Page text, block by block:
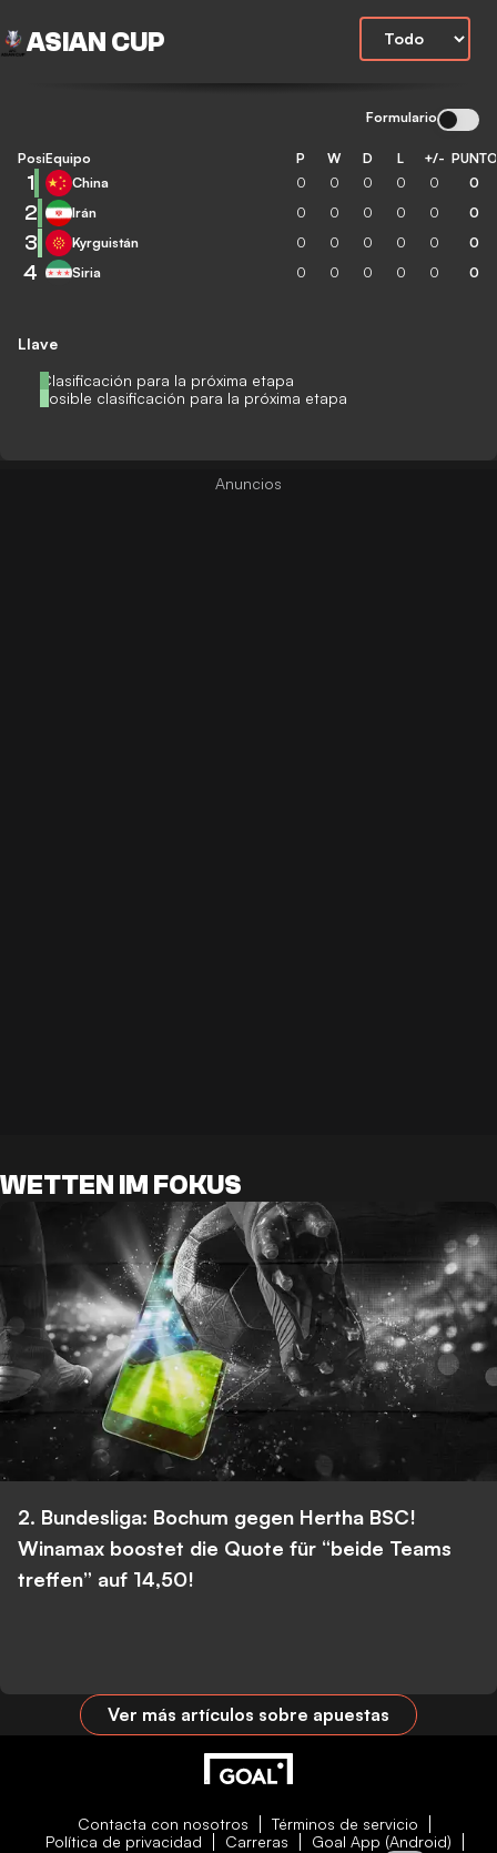
ASIAN CUP
Formulario
Llave
Clasificación para la próxima etapa
Posible clasificación para la próxima etapa
Posición
Equipo P W D L +/-
1 China 0 0 0 0 0 0
2 Irán 0 0 0 0 0 0
3 Kyrguistán 0 0 0 0 0 0
4 Siria 0 0 0 0 0 0
WETTEN IM FOKUS
2. Bundesliga: Bochum gegen Hertha BSC!
Winamax boostet die Quote für “beide Teams
treffen” auf 14,50!
Ver más artículos sobre apuestas
Contacta con nosotros
Términos de servicio
Política de privacidad
Carreras
Goal App (Android)